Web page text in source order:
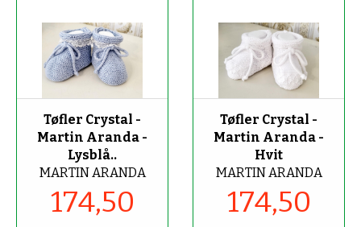
-50%
Tøfler Crystal -
Martin Aranda -
Lysblå..
MARTIN ARANDA
174,50
-50%
Tøfler Crystal -
Martin Aranda -
Hvit
MARTIN ARANDA
174,50